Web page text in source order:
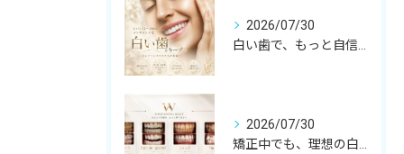
2026/07/30
2026/07/30